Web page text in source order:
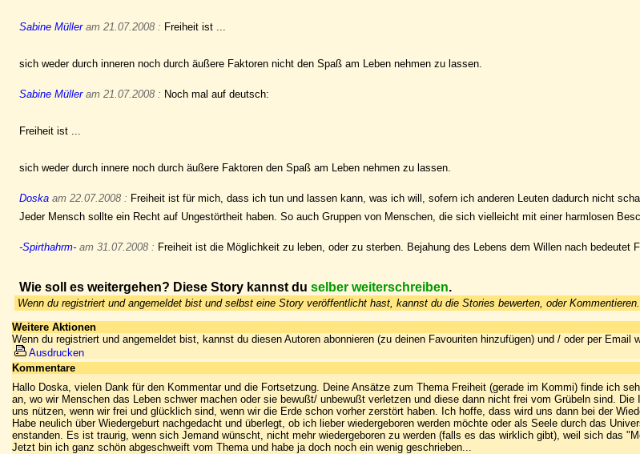
Sabine Mülleram 21.07.2008 : Freiheit ist ...
sich weder durch inneren noch durch äußere Faktoren nicht den Spaß am Leben nehmen zu lassen.
Sabine Mülleram 21.07.2008 : Noch mal auf deutsch:
Freiheit ist ...
sich weder durch innere noch durch äußere Faktoren den Spaß am Leben nehmen zu lassen.
Doska am 22.07.2008 : Freiheit ist für mich, dass ich tun und lassen kann, was ich will, sofern ich anderen Leuten dadurch nicht
Jeder Mensch sollte ein Recht auf Ungestörtheit haben. So auch Gruppen von Menschen, die sich vielleicht mit einer harmlosen
-Spirthahrm- am 31.07.2008 : Freiheit ist die Möglichkeit zu leben, oder zu sterben. Bejahung des Lebens dem Willen nach bedeutet
Wie soll es weitergehen? Diese Story kannst du selber weiterschreiben.
Wenn du registriert und angemeldet bist und selbst eine Story veröffentlicht hast, kannst du die Stories bewerten, oder Kommentieren.
Weitere Aktionen
Wenn du registriert und angemeldet bist, kannst du diesen Autoren abonnieren (zu deinen Favouriten hinzufügen) und / oder per Email
Ausdrucken
Kommentare
Hallo Doska, vielen Dank für den Kommentar und die Fortsetzung. Deine Ansätze zum Thema Freiheit (gerade im Kommi) finde ich
an, wo wir Menschen das Leben schwer machen oder sie bewußt/ unbewußt verletzen und diese dann nicht frei vom Grübeln sind.
uns nützen, wenn wir frei und glücklich sind, wenn wir die Erde schon vorher zerstört haben. Ich hoffe, dass wird uns dann bei der
Habe neulich über Wiedergeburt nachgedacht und überlegt, ob ich lieber wiedergeboren werden möchte oder als Seele durch das
enstanden. Es ist traurig, wenn sich Jemand wünscht, nicht mehr wiedergeboren zu werden (falls es das wirklich gibt), weil sich das
Jetzt bin ich ganz schön abgeschweift vom Thema und habe ja doch noch ein wenig geschrieben...